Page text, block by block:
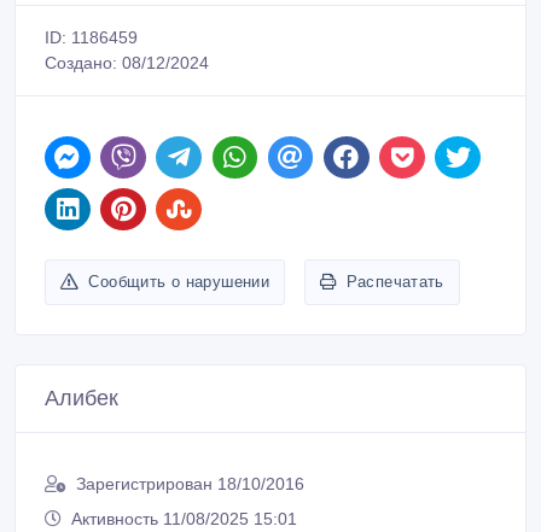
ID: 1186459
Создано: 08/12/2024
Сообщить о нарушении Распечатать
Алибек
Зарегистрирован 18/10/2016
Активность 11/08/2025 15:01